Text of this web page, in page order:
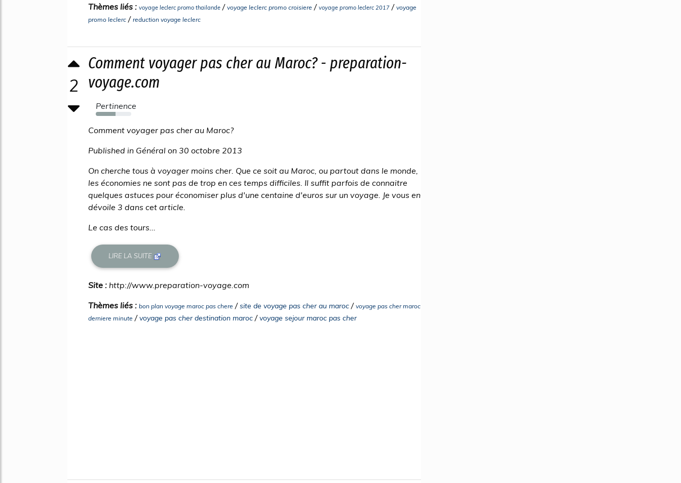
Thèmes liés : voyage leclerc promo thailande / voyage leclerc promo croisiere / voyage promo leclerc 2017 / voyage
promo leclerc / reduction voyage leclerc
2
Comment voyager pas cher au Maroc? - preparation-
voyage.com
Pertinence
56%
Comment voyager pas cher au Maroc?
Published in Général on 30 octobre 2013
On cherche tous à voyager moins cher. Que ce soit au Maroc, ou partout dans le monde,
les économies ne sont pas de trop en ces temps difficiles. Il suffit parfois de connaitre
quelques astuces pour économiser plus d'une centaine d'euros sur un voyage. Je vous en
dévoile 3 dans cet article.
Le cas des tours...
LIRE LA SUITE
Site : http://www.preparation-voyage.com
Thèmes liés : bon plan voyage maroc pas chere /site de voyage pas cher au maroc / voyage pas cher maroc
derniere minute /voyage pas cher destination maroc /voyage sejour maroc pas cher